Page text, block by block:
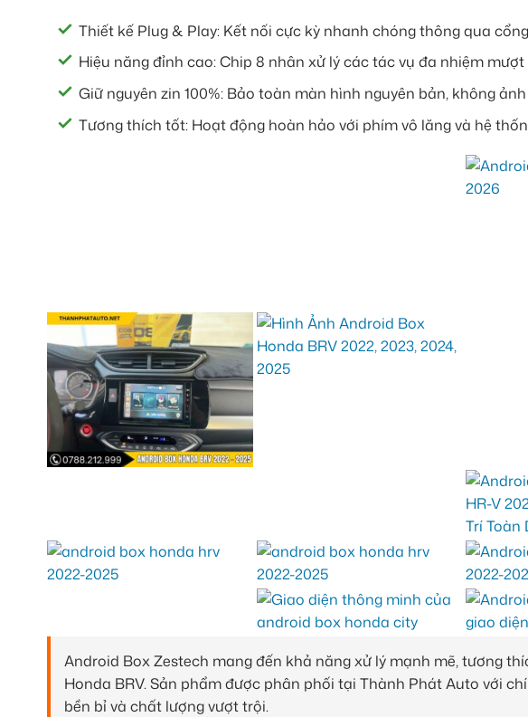
Thiết kế Plug & Play: Kết nối cực kỳ nhanh chóng thông qua
Hiệu năng đỉnh cao: Chip 8 nhân xử lý các tác vụ đa nhiệm
Giữ nguyên zin 100%: Bảo toàn màn hình nguyên bản, không
Tương thích tốt: Hoạt động hoàn hảo với phím vô lăng và hệ
Android Box Zestech mang đến khả năng xử lý mạnh mẽ, tương
Honda BRV. Sản phẩm được phân phối tại Thành Phát Auto với
bền bỉ và chất lượng vượt trội.